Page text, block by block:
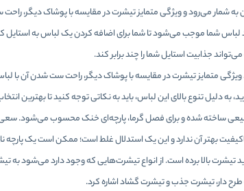
به شمار می‌رود و ویژگی متمایز تیشرت‌ در مقایسه با پوشاک دیگر،
لباس شما موجب می‌شود تا شما برای اضافه کردن یک لباس به استایل
جذابیت استایل شما را چند برابر کند.
ویژگی متمایز تیشرت‌ در مقایسه با پوشاک دیگر، راحت ست شدن آن‌ با
دلیل تنوع بالای این لباس، باید به نکاتی توجه کنید تا بهترین
ساخته شده و برای فصل گرما، پارچه‌ای خنک محسوب می‌شود. سعی
بهتر آن ندارد و این یک استدلال غلط است؛ ممکن است یک پارچه
بالا برده است. از انواع تیشرت‌هایی که وجود دارد می‌شود به
دار، تیشرت جذب و تیشرت گشاد اشاره کرد.